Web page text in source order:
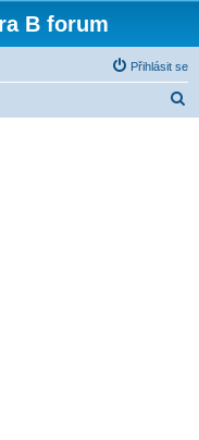
B forum
Přihlásit se